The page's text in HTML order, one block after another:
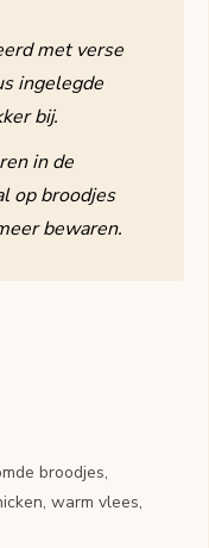
met verse
ingelegde
bij.
in de
op broodjes
bewaren.
broodjes,
warm vlees,